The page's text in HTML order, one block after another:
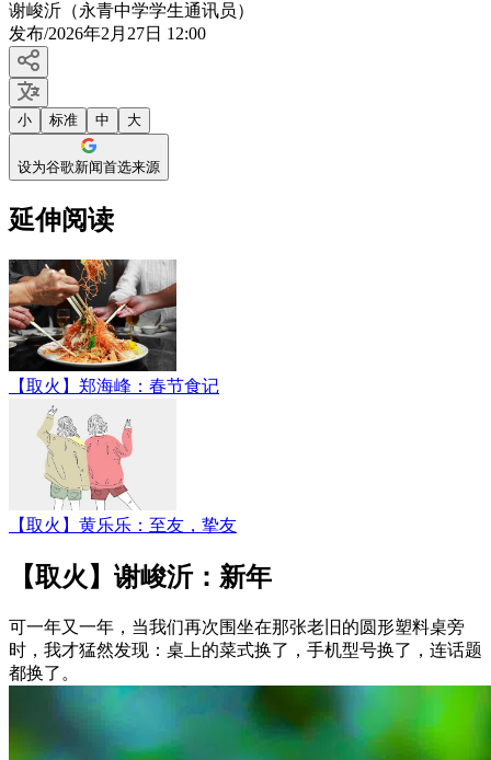
谢峻沂（永青中学学生通讯员）
发布/2026年2月27日 12:00
小 标准 中 大
设为谷歌新闻首选来源
延伸阅读
【取火】郑海峰：春节食记
【取火】黄乐乐：至友，挚友
【取火】谢峻沂：新年
可一年又一年，当我们再次围坐在那张老旧的圆形塑料桌旁
时，我才猛然发现：桌上的菜式换了，手机型号换了，连话题
都换了。